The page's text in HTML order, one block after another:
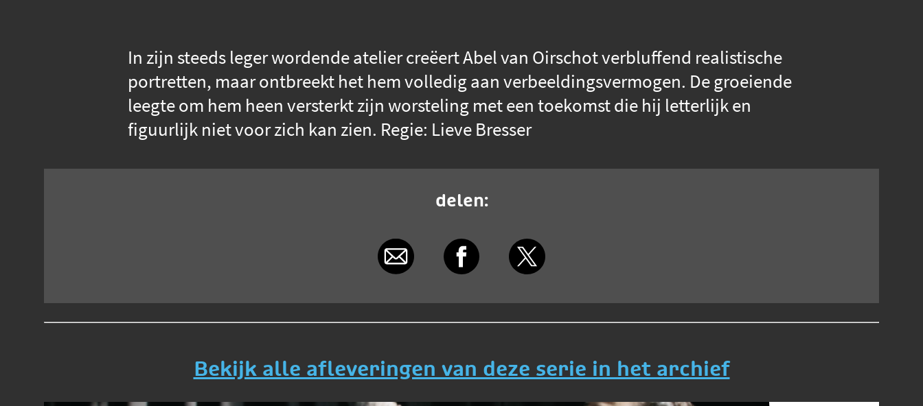
In zijn steeds leger wordende atelier creëert Abel van Oirschot verbluffend realistische
portretten, maar ontbreekt het hem volledig aan verbeeldingsvermogen. De groeiende
leegte om hem heen versterkt zijn worsteling met een toekomst die hij letterlijk en
figuurlijk niet voor zich kan zien. Regie: Lieve Bresser
delen:
Bekijk alle afleveringen van deze serie in het archief